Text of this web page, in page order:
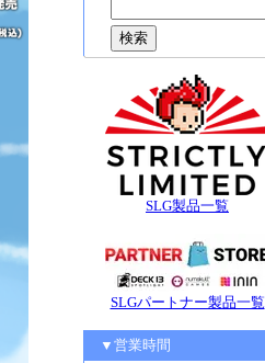
SLG製品一覧
SLGパートナー製品一覧
▼営業時間